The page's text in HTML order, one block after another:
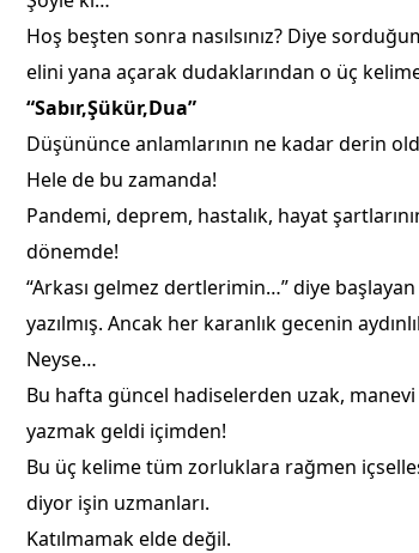
Hoş beşten sonra nasılsınız? Diye
elini yana açarak dudaklarından o üç
“Sabır,Şükür,Dua”
Düşününce anlamlarının ne kadar derin
Hele de bu zamanda!
Pandemi, deprem, hastalık, hayat
dönemde!
“Arkası gelmez dertlerimin…” diye
yazılmış. Ancak her karanlık gecenin
Neyse…
Bu hafta güncel hadiselerden uzak,
yazmak geldi içimden!
Bu üç kelime tüm zorluklara rağmen
diyor işin uzmanları.
Katılmamak elde değil.